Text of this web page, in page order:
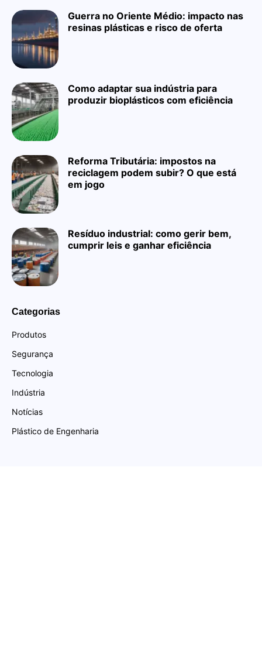
Guerra no Oriente Médio: impacto nas
resinas plásticas e risco de oferta
Como adaptar sua indústria para
produzir bioplásticos com eficiência
Reforma Tributária: impostos na
reciclagem podem subir? O que está
em jogo
Resíduo industrial: como gerir bem,
cumprir leis e ganhar eficiência
Categorias
Produtos
Segurança
Tecnologia
Indústria
Notícias
Plástico de Engenharia